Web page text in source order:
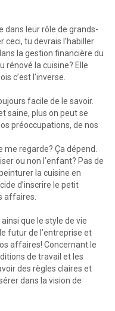
dans leur rôle de grands-
ceci, tu devrais l’habiller
la gestion financière du
rénové la cuisine? Elle
c’est l’inverse.
facile de le savoir.
saine, plus on peut se
préoccupations, de nos
regarde? Ça dépend.
ou non l’enfant? Pas de
la cuisine en
d’inscrire le petit
affaires.
que le style de vie
futur de l’entreprise et
affaires! Concernant le
de travail et les
des règles claires et
dans la vision de